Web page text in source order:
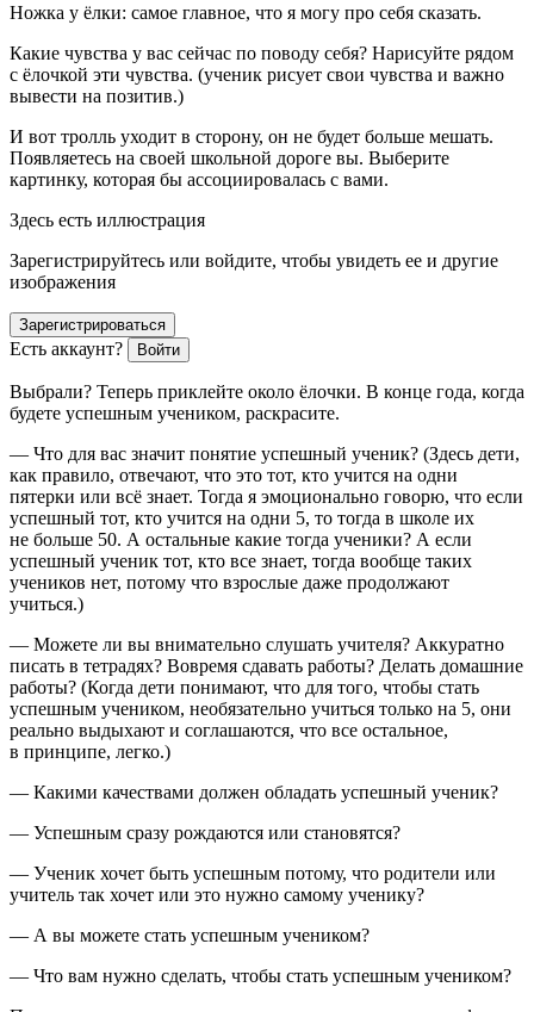
Ножка у ёлки: самое главное, что я могу про себя сказать.
Какие чувства у вас сейчас по поводу себя? Нарисуйте рядом
с ёлочкой эти чувства. (ученик рисует свои чувства и важно
вывести на позитив.)
И вот тролль уходит в сторону, он не будет больше мешать.
Появляетесь на своей школьной дороге вы. Выберите
картинку, которая бы ассоциировалась с вами.
Здесь есть иллюстрация
Зарегистрируйтесь или войдите, чтобы увидеть ее и другие
изображения
Зарегистрироваться
Есть аккаунт? Войти
Выбрали? Теперь приклейте около ёлочки. В конце года, когда
будете успешным учеником, раскрасите.
— Что для вас значит понятие успешный ученик? (Здесь дети,
как правило, отвечают, что это тот, кто учится на одни
пятерки или всё знает. Тогда я эмоционально говорю, что если
успешный тот, кто учится на одни 5, то тогда в школе их
не больше 50. А остальные какие тогда ученики? А если
успешный ученик тот, кто все знает, тогда вообще таких
учеников нет, потому что взрослые даже продолжают
учиться.)
— Можете ли вы внимательно слушать учителя? Аккуратно
писать в тетрадях? Вовремя сдавать работы? Делать домашние
работы? (Когда дети понимают, что для того, чтобы стать
успешным учеником, необязательно учиться только на 5, они
реально выдыхают и соглашаются, что все остальное,
в принципе, легко.)
— Какими качествами должен обладать успешный ученик?
— Успешным сразу рождаются или становятся?
— Ученик хочет быть успешным потому, что родители или
учитель так хочет или это нужно самому ученику?
— А вы можете стать успешным учеником?
— Что вам нужно сделать, чтобы стать успешным учеником?